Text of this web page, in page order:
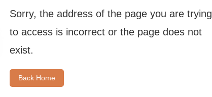
Sorry, the address of the page you are trying
to access is incorrect or the page does not
exist.
Back Home